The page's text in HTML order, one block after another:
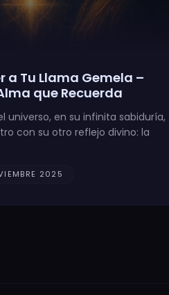
a Tu Llama Gemela –
que Recuerda
universo, en su infinita sabiduría,
con su otro reflejo divino: la
2025